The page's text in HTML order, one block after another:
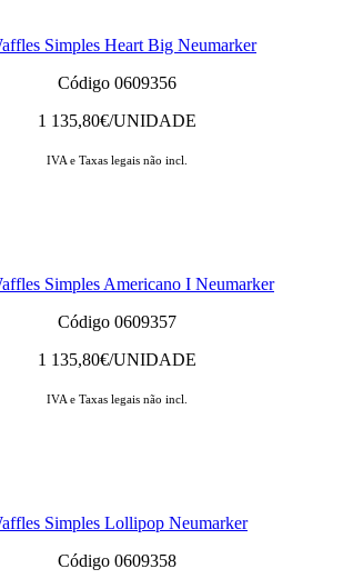
Simples Heart Big Neumarker
Código 0609356
1 135,80€/UNIDADE
IVA e Taxas legais não incl.
Simples Americano I Neumarker
Código 0609357
1 135,80€/UNIDADE
IVA e Taxas legais não incl.
Simples Lollipop Neumarker
Código 0609358